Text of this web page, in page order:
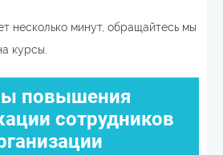
несколько минут, обращайтесь мы
курсы.
повышения
сотрудников